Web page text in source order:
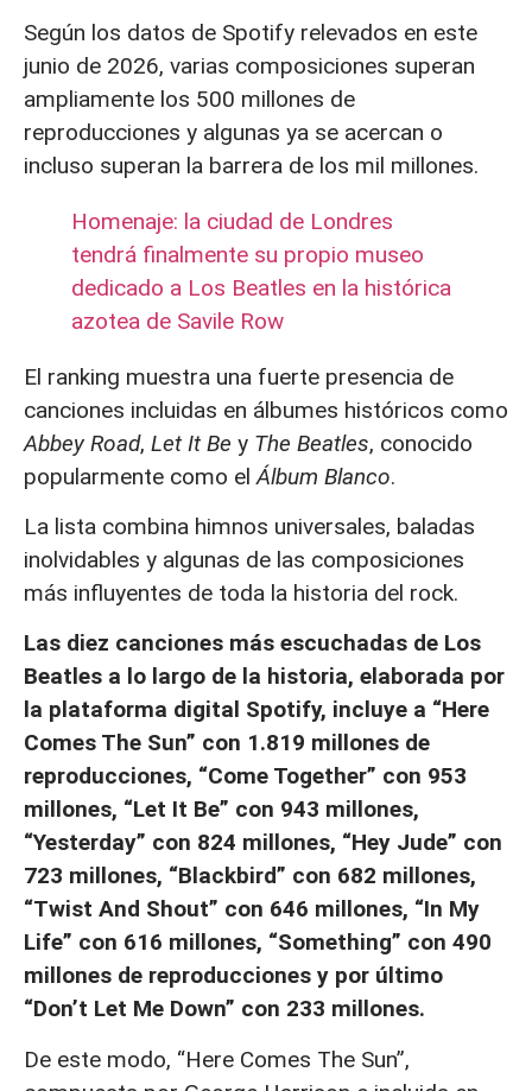
Según los datos de Spotify relevados en este
junio de 2026, varias composiciones superan
ampliamente los 500 millones de
reproducciones y algunas ya se acercan o
incluso superan la barrera de los mil millones.
Homenaje: la ciudad de Londres
tendrá finalmente su propio museo
dedicado a Los Beatles en la histórica
azotea de Savile Row
El ranking muestra una fuerte presencia de
canciones incluidas en álbumes históricos como
Abbey Road, Let It Be y The Beatles, conocido
popularmente como elÁlbum Blanco.
La lista combina himnos universales, baladas
inolvidables y algunas de las composiciones
más influyentes de toda la historia del rock.
Las diez canciones más escuchadas de Los
Beatles a lo largo de la historia, elaborada por
la plataforma digital Spotify, incluye a “Here
Comes The Sun” con 1.819 millones de
reproducciones, “Come Together” con 953
millones, “Let It Be” con 943 millones,
“Yesterday” con 824 millones, “Hey Jude” con
723 millones, “Blackbird” con 682 millones,
“Twist And Shout” con 646 millones, “In My
Life” con 616 millones, “Something” con 490
millones de reproducciones y por último
“Don’t Let Me Down” con 233 millones.
De este modo, “Here Comes The Sun”,